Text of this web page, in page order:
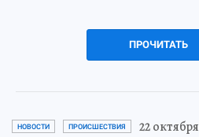
ПРОЧИТАТЬ
НОВОСТИ ПРОИСШЕСТВИЯ 22 октября